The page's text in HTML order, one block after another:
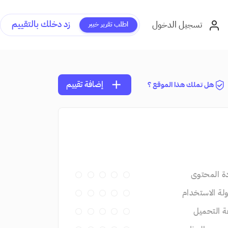
تسجيل الدخول اطلب تقرير خبير زد دخلك بالتقييم
هل تملك هذا الموقع ؟ add إضافة تقييم
المحتوى
الاستخدام
التحميل